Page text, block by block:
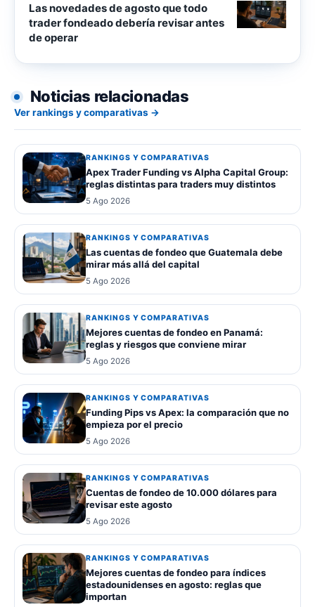
Las novedades de agosto que todo
trader fondeado debería revisar antes
de operar
Noticias relacionadas
Ver rankings y comparativas →
RANKINGS Y COMPARATIVAS
Apex Trader Funding vs Alpha Capital Group:
reglas distintas para traders muy distintos
5 Ago 2026
RANKINGS Y COMPARATIVAS
Las cuentas de fondeo que Guatemala debe
mirar más allá del capital
5 Ago 2026
RANKINGS Y COMPARATIVAS
Mejores cuentas de fondeo en Panamá:
reglas y riesgos que conviene mirar
5 Ago 2026
RANKINGS Y COMPARATIVAS
Funding Pips vs Apex: la comparación que no
empieza por el precio
5 Ago 2026
RANKINGS Y COMPARATIVAS
Cuentas de fondeo de 10.000 dólares para
revisar este agosto
5 Ago 2026
RANKINGS Y COMPARATIVAS
Mejores cuentas de fondeo para índices
estadounidenses en agosto: reglas que
importan